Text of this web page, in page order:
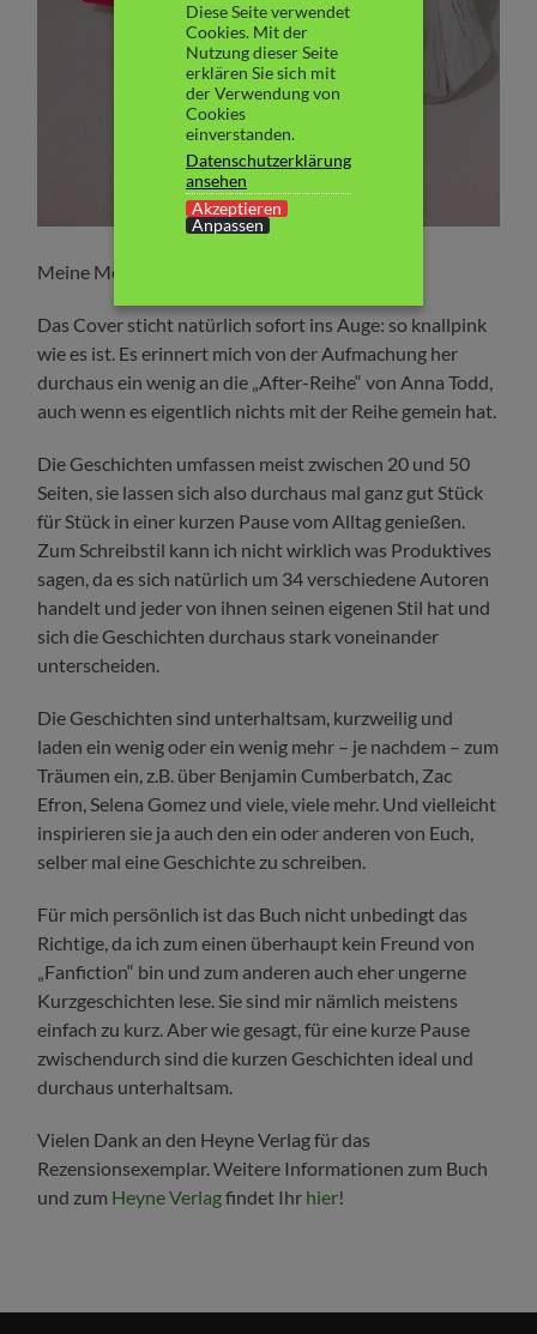
Meine Meinung:
Das Cover sticht natürlich sofort ins Auge: so knallpink
wie es ist. Es erinnert mich von der Aufmachung her
durchaus ein wenig an die „After-Reihe“ von Anna Todd,
auch wenn es eigentlich nichts mit der Reihe gemein hat.
Die Geschichten umfassen meist zwischen 20 und 50
Seiten, sie lassen sich also durchaus mal ganz gut Stück
für Stück in einer kurzen Pause vom Alltag genießen.
Zum Schreibstil kann ich nicht wirklich was Produktives
sagen, da es sich natürlich um 34 verschiedene Autoren
handelt und jeder von ihnen seinen eigenen Stil hat und
sich die Geschichten durchaus stark voneinander
unterscheiden.
Die Geschichten sind unterhaltsam, kurzweilig und
laden ein wenig oder ein wenig mehr – je nachdem – zum
Träumen ein, z.B. über Benjamin Cumberbatch, Zac
Efron, Selena Gomez und viele, viele mehr. Und vielleicht
inspirieren sie ja auch den ein oder anderen von Euch,
selber mal eine Geschichte zu schreiben.
Für mich persönlich ist das Buch nicht unbedingt das
Richtige, da ich zum einen überhaupt kein Freund von
„Fanfiction“ bin und zum anderen auch eher ungerne
Kurzgeschichten lese. Sie sind mir nämlich meistens
einfach zu kurz. Aber wie gesagt, für eine kurze Pause
zwischendurch sind die kurzen Geschichten ideal und
durchaus unterhaltsam.
Vielen Dank an den Heyne Verlag für das
Rezensionsexemplar. Weitere Informationen zum Buch
und zum Heyne Verlagfindet Ihr hier!
Diese Seite verwendet
Cookies. Mit der
Nutzung dieser Seite
erklären Sie sich mit
der Verwendung von
Cookies
einverstanden.
Datenschutzerklärung
ansehen
Akzeptieren
Anpassen